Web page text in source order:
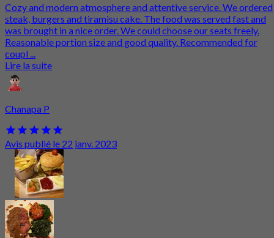
Cozy and modern atmosphere and attentive service. We ordered
steak, burgers and tiramisu cake. The food was served fast and
was brought in a nice order. We could choose our seats freely.
Reasonable portion size and good quality. Recommended for
coupl ...
Lire la suite
Chanapa P
Avis publié le 22 janv. 2023